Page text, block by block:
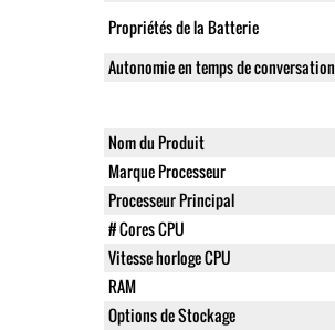
Propriétés de la Batterie
Autonomie en temps de conversation
Nom du Produit
Marque Processeur
Processeur Principal
# Cores CPU
Vitesse horloge CPU
RAM
Options de Stockage